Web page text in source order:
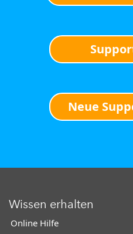
Neue
Wissen erhalten
Online Hilfe